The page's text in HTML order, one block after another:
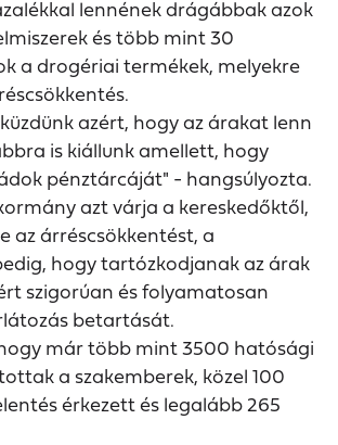
lennének drágábbak azok
és több mint 30
a drogériai termékek, melyekre
azért, hogy az árakat lenn
is kiállunk amellett, hogy
pénztárcáját" - hangsúlyozta.
azt várja a kereskedőktől,
az árréscsökkentést, a
hogy tartózkodjanak az árak
szigorúan és folyamatosan
betartását.
már több mint 3500 hatósági
a szakemberek, közel 100
érkezett és legalább 265